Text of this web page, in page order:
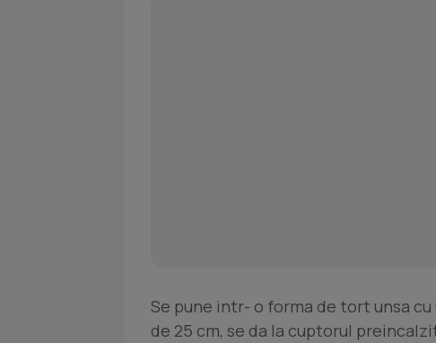
Se pune intr- o forma de tort unsa
de 25 cm, se da la cuptorul